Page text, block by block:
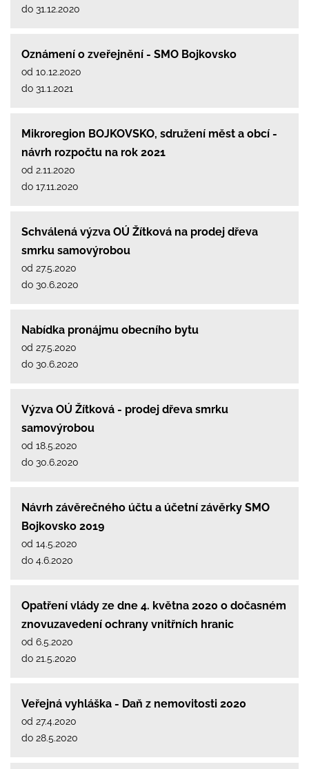
do 31.12.2020
Oznámení o zveřejnění - SMO Bojkovsko
od 10.12.2020
do 31.1.2021
Mikroregion BOJKOVSKO, sdružení měst a obcí -
návrh rozpočtu na rok 2021
od 2.11.2020
do 17.11.2020
Schválená výzva OÚ Žítková na prodej dřeva
smrku samovýrobou
od 27.5.2020
do 30.6.2020
Nabídka pronájmu obecního bytu
od 27.5.2020
do 30.6.2020
Výzva OÚ Žítková - prodej dřeva smrku
samovýrobou
od 18.5.2020
do 30.6.2020
Návrh závěrečného účtu a účetní závěrky SMO
Bojkovsko 2019
od 14.5.2020
do 4.6.2020
Opatření vlády ze dne 4. května 2020 o dočasném
znovuzavedení ochrany vnitřních hranic
od 6.5.2020
do 21.5.2020
Veřejná vyhláška - Daň z nemovitosti 2020
od 27.4.2020
do 28.5.2020